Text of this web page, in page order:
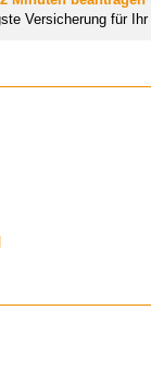
Versicherung für